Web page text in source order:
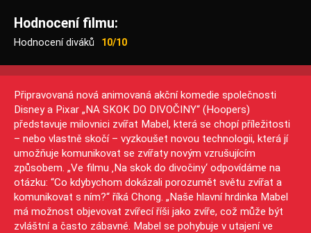
Hodnocení filmu:
Hodnocení diváků 10/10
Připravovaná nová animovaná akční komedie společnosti
Disney a Pixar „NA SKOK DO DIVOČINY“ (Hoopers)
představuje milovnici zvířat Mabel, která se chopí příležitosti
– nebo vlastně skočí – vyzkoušet novou technologii, která jí
umožňuje komunikovat se zvířaty novým vzrušujícím
způsobem. „Ve filmu ‚Na skok do divočiny‘ odpovídáme na
otázku: “Co kdybychom dokázali porozumět světu zvířat a
komunikovat s ním?“ říká Chong. „Naše hlavní hrdinka Mabel
má možnost objevovat zvířecí říši jako zvíře, což může být
zvláštní a často zábavné. Mabel se pohybuje v utajení ve